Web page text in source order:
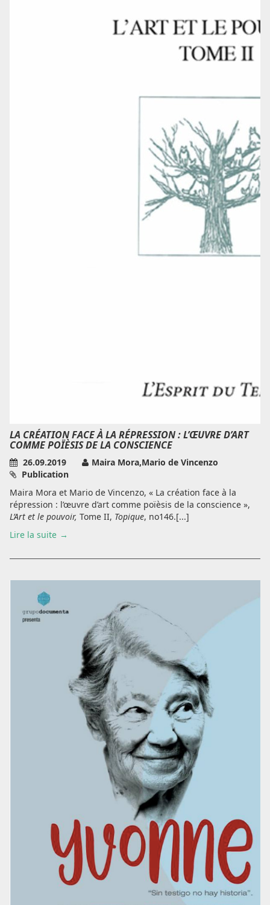
LA CRÉATION FACE À LA RÉPRESSION : L’ŒUVRE D’ART
COMME POÏÈSIS DE LA CONSCIENCE
26.09.2019
Maira Mora,Mario de Vincenzo
Publication
Maira Mora et Mario de Vincenzo, « La création face à la
répression : l’œuvre d’art comme poïèsis de la conscience »,
L’Art et le pouvoir, Tome II, Topique, no146.[...]
Lire la suite